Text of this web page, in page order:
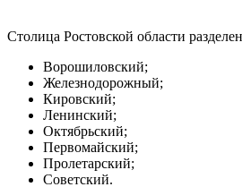
Столица Ростовской области
Ворошиловский;
Железнодорожный;
Кировский;
Ленинский;
Октябрьский;
Первомайский;
Пролетарский;
Советский.